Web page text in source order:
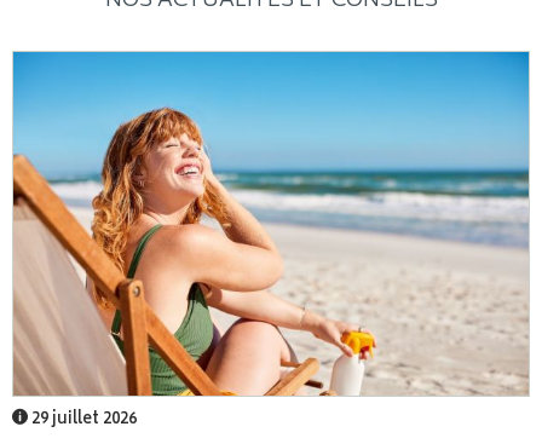
29 juillet 2026